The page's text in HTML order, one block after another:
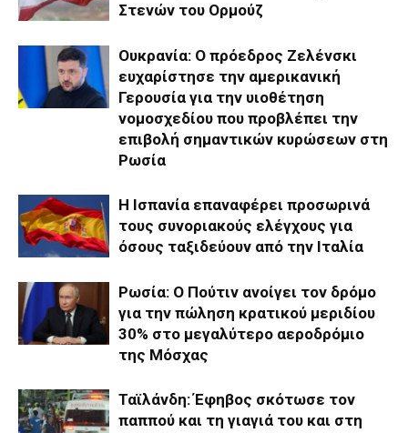
Στενών του Ορμούζ
Ουκρανία: Ο πρόεδρος Ζελένσκι
ευχαρίστησε την αμερικανική
Γερουσία για την υιοθέτηση
νομοσχεδίου που προβλέπει την
επιβολή σημαντικών κυρώσεων στη
Ρωσία
Η Ισπανία επαναφέρει προσωρινά
τους συνοριακούς ελέγχους για
όσους ταξιδεύουν από την Ιταλία
Ρωσία: Ο Πούτιν ανοίγει τον δρόμο
για την πώληση κρατικού μεριδίου
30% στο μεγαλύτερο αεροδρόμιο
της Μόσχας
Ταϊλάνδη: Έφηβος σκότωσε τον
παππού και τη γιαγιά του και στη